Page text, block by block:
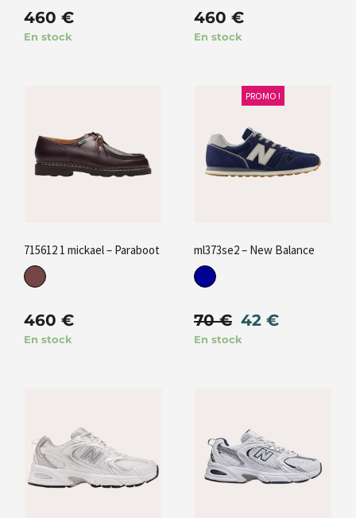
460 €
En stock
460 €
En stock
715612 1 mickael – Paraboot
460 €
En stock
PROMO !
ml373se2 – New Balance
70€ 42 €
En stock